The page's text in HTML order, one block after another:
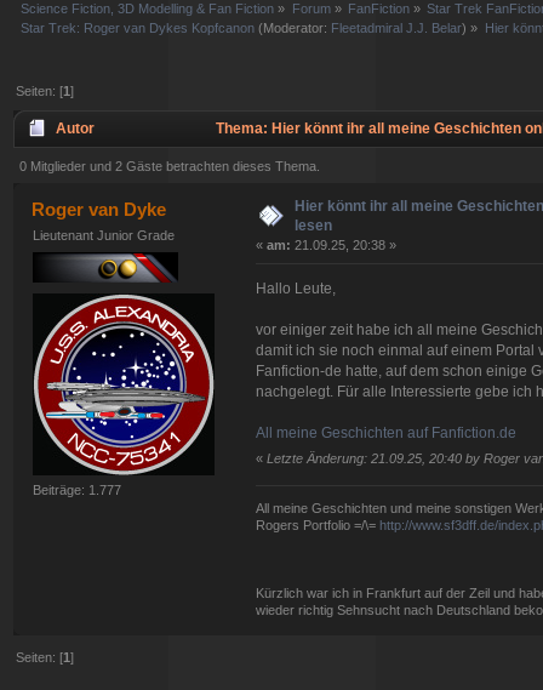
Science Fiction, 3D Modelling & Fan Fiction » Forum» FanFiction » Star Trek
Star Trek: Roger van Dykes Kopfcanon (Moderator: Fleetadmiral J.J. Belar) » Hier
Seiten: [1]
Autor Thema: Hier könnt ihr all meine Geschichten
0 Mitglieder und 2 Gäste betrachten dieses Thema.
Roger van Dyke
Lieutenant Junior Grade
Beiträge: 1.777
Hier könnt ihr all meine
lesen
« am: 21.09.25, 20:38 »
Hallo Leute,
vor einiger zeit habe ich all meine
damit ich sie noch einmal auf einem
Fanfiction-de hatte, auf dem schon einige
nachgelegt. Für alle Interessierte gebe ich
All meine Geschichten auf Fanfiction.de
« Letzte Änderung: 21.09.25, 20:40 by Roger
All meine Geschichten und meine sonstigen
Rogers Portfolio =/\= http://www.sf3dff.de/
Kürzlich war ich in Frankfurt auf der Zeil und
wieder richtig Sehnsucht nach Deutschland
Seiten: [1]